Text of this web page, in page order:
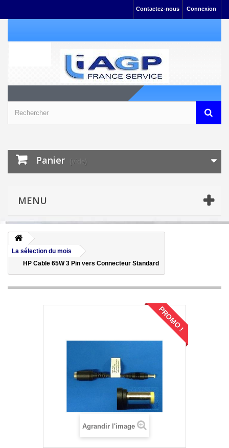
Connexion
Contactez-nous
Panier (vide)
MENU
La sélection du mois
HP Cable 65W 3 Pin vers Connecteur Standard
PROMO !
Agrandir l'image